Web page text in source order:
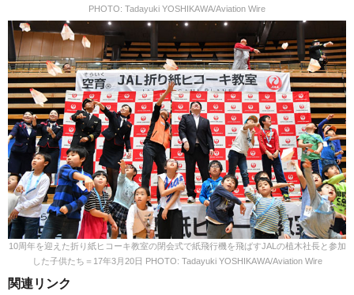
PHOTO: Tadayuki YOSHIKAWA/Aviation Wire
10周年を迎えた折り紙ヒコーキ教室の閉会式で紙飛行機を飛ばすJALの植木社長と参加
した子供たち＝17年3月20日 PHOTO: Tadayuki YOSHIKAWA/Aviation Wire
関連リンク